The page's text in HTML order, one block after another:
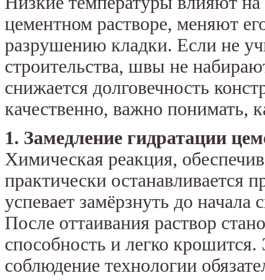
цементном растворе, меняют
разрушению кладки. Если не
строительства, швы не
снижается долговечность
качественно, важно понимать,
1. Замедление гидратации
Химическая реакция,
практически останавливается
успевает замёрзнуть до
После оттаивания раствор
способность и легко
соблюдение технологии